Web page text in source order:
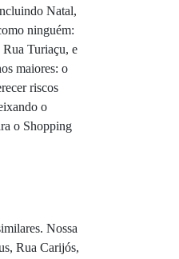
Natal,
ninguém:
Turiaçu, e
maiores: o
riscos
o
o Shopping
Nossa
Rua Carijós,